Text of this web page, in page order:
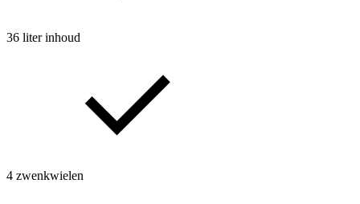
36 liter inhoud
4 zwenkwielen